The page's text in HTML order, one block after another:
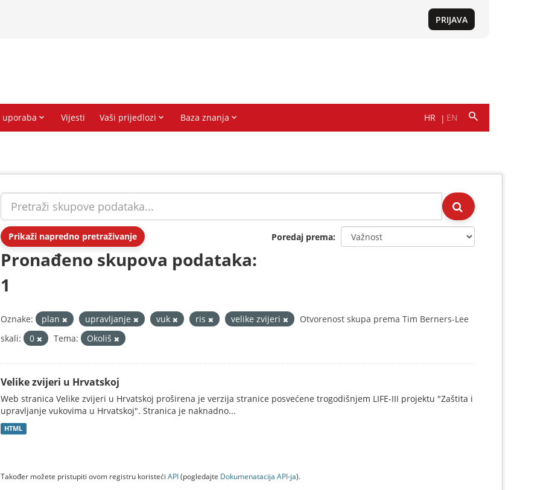
Prikaži napredno pretraživanje Poredaj prema
Pronađeno skupova podataka:
1
Oznake: plan upravljanje vuk ris velike zvijeri
Otvorenost skupa prema Tim Berners-Lee
skali:
0 Tema: Okoliš
Velike zvijeri u Hrvatskoj
Web stranica Velike zvijeri u Hrvatskoj proširena je verzija stranice posvećene trogodišnjem LIFE-III projektu "Zaštita i
upravljanje vukovima u Hrvatskoj". Stranica je naknadno...
HTML
Također možete pristupiti ovom registru koristeći API(pogledajte Dokumenаtаcijа API-jа).